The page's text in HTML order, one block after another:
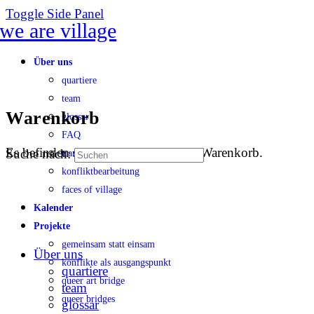
Toggle Side Panel
Über uns
quartiere
team
glossar
FAQ
transparenz
konfliktbearbeitung
faces of village
Kalender
Projekte
gemeinsam statt einsam
konflikte als ausgangspunkt
queer art bridge
queer bridges
Warenkorb
Es befinden sich keine Produkte im Warenkorb.
Suche nach:
Über uns
quartiere
team
glossar